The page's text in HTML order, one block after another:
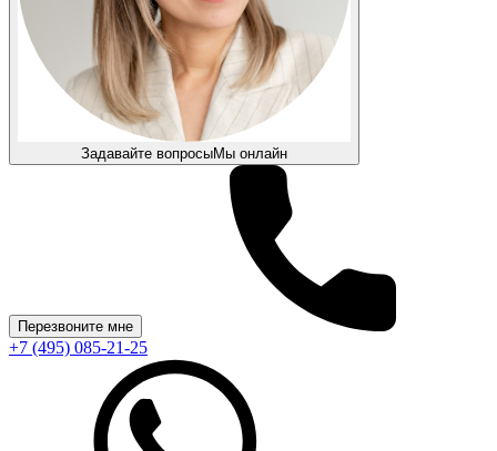
Задавайте вопросыМы онлайн
Перезвоните мне
+7 (495) 085-21-25